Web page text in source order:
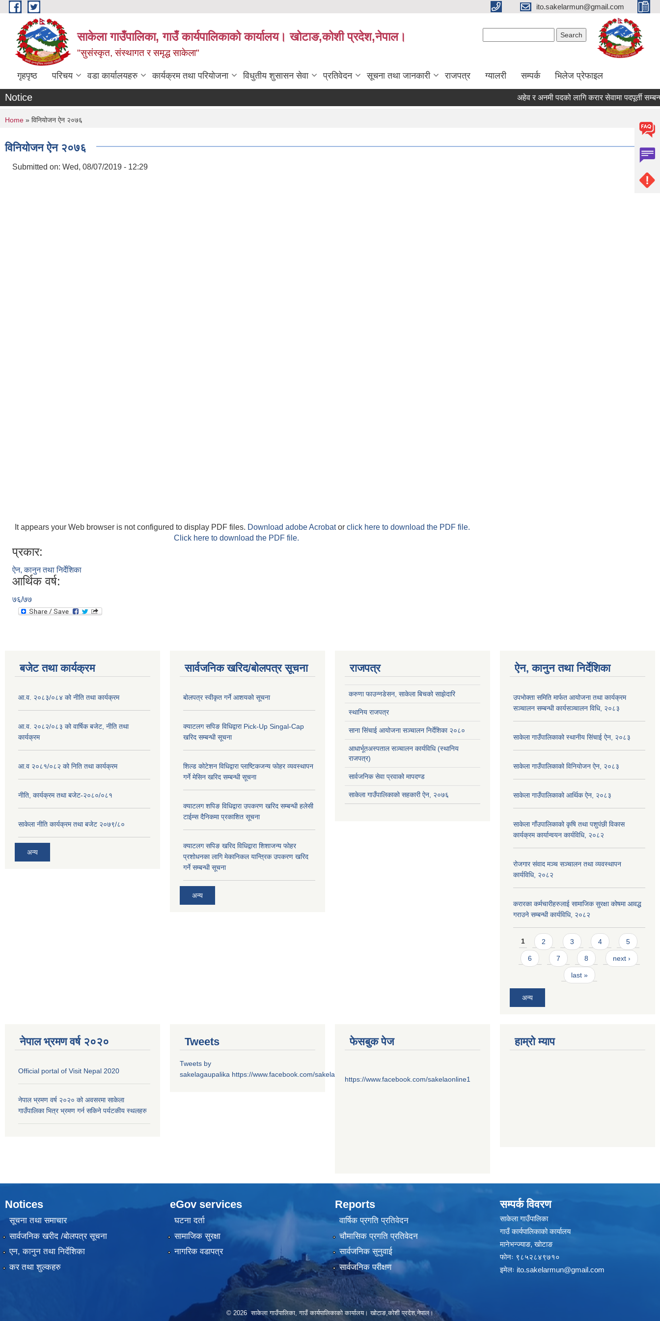
Skip to main content ito.sakelarmun@gmail.com
साकेला गाउँपालिका, गाउँ कार्यपालिकाको कार्यालय। खोटाङ,कोशी प्रदेश,नेपाल।
"सुसंस्कृत, संस्थागत र समृद्ध साकेला"
गृहपृष्ठ परिचय वडा कार्यालयहरु कार्यक्रम तथा परियोजना विधुतीय शुसासन सेवा प्रतिवेदन सूचना तथा जानकारी राजपत्र ग्यालरी सम्पर्क भिलेज प्रेफाइल
Notice अहेव र अनमी पदको लागि करार सेवामा पदपूर्ती सम्बन्धी
You are here
Home » विनियोजन ऐन २०७६
विनियोजन ऐन २०७६
Submitted on: Wed, 08/07/2019 - 12:29
It appears your Web browser is not configured to display PDF files. Download adobe Acrobator click here to download the PDF file.
Click here to download the PDF file.
प्रकार:
ऐन, कानुन तथा निर्देशिका
आर्थिक वर्ष:
७६/७७
बजेट तथा कार्यक्रम
आ.व. २०८३/०८४ को नीति तथा कार्यक्रम
आ.व. २०८२/०८३ को वार्षिक बजेट, नीति तथा
कार्यक्रम
आ.व २०८१/०८२ को निति तथा कार्यक्रम
नीति, कार्यक्रम तथा बजेट-२०८०/०८१
साकेला नीति कार्यक्रम तथा बजेट २०७९/८०
अन्य
सार्वजनिक खरिद/बोलपत्र सूचना
बोलपत्र स्वीकृत गर्ने आशयको सूचना
क्याटलग सपिङ विधिद्वारा Pick-Up Singal-Cap
खरिद सम्बन्धी सूचना
शिल्ड कोटेशन विधिद्वारा प्लाष्टिकजन्य फोहर व्यवस्थापन
गर्ने मेसिन खरिद सम्बन्धी सूचना
क्याटलग शपिङ विधिद्वारा उपकरण खरिद सम्बन्धी हलेसी
टाईम्स दैनिकमा प्रकाशित सूचना
क्याटलग सपिङ खरिद विधिद्वारा शिशाजन्य फोहर
प्रशोधनका लागि मेकानिकल यान्त्रिक उपकरण खरिद
गर्ने सम्बन्धी सूचना
अन्य
राजपत्र
करुणा फाउन्नडेसन, साकेला बिचको साझेदारि
स्थानिय राजपत्र
साना सिंचाई आयोजना सञ्चालन निर्देशिका २०८०
आधार्भूतअस्पताल सञ्चालन कार्यविधि (स्थानिय
राजपत्र)
सार्वजनिक सेवा प्रवाको मापदण्ड
साकेला गाउँपालिकाको सहकारी ऐन, २०७६
ऐन, कानुन तथा निर्देशिका
उपभोक्ता समिति मार्फत आयोजना तथा कार्यक्रम
सञ्चालन सम्बन्धी कार्यसञ्चालन विधि, २०८३
साकेला गाउँपालिकाको स्थानीय सिंचाई ऐन, २०८३
साकेला गाउँपालिकाको विनियोजन ऐन, २०८३
साकेला गाउँपालिकाको आर्थिक ऐन, २०८३
साकेला गाँउपालिकाको कृषि तथा पशुपंछी विकास
कार्यक्रम कार्यान्वयन कार्यविधि, २०८२
रोजगार संवाद मञ्च सञ्चालन तथा व्यवस्थापन
कार्यविधि, २०८२
करारका कर्मचारीहरुलाई सामाजिक सुरक्षा कोषमा आवद्ध
गराउने सम्बन्धी कार्यविधि, २०८२
Pages
1 2 3 4 5
6 7 8 next ›
last »
अन्य
नेपाल भ्रमण वर्ष २०२०
Official portal of Visit Nepal 2020
नेपाल भ्रमण वर्ष २०२० को अवसरमा साकेला
गाउँपालिका भित्र भ्रमण गर्न सकिने पर्यटकीय स्थलहरु
Tweets
Tweets by
sakelagaupalika https://www.facebook.com/sakelaonline1
फेसबुक पेज
https://www.facebook.com/sakelaonline1
हाम्राे म्याप
Notices
सूचना तथा समाचार
सार्वजनिक खरीद /बोलपत्र सूचना
एन, कानुन तथा निर्देशिका
कर तथा शुल्कहरु
eGov services
घटना दर्ता
सामाजिक सुरक्षा
नागरिक वडापत्र
Reports
वार्षिक प्रगति प्रतिवेदन
चौमासिक प्रगति प्रतिवेदन
सार्वजनिक सुनुवाई
सार्वजनिक परीक्षण
सम्पर्क विवरण
साकेला गाउँपालिका
गाउँ कार्यपालिकाको कार्यालय
मानेभन्ज्याङ, खाेटाङ
फाेनः ९८५२८४९७१०
इमेलः ito.sakelarmun@gmail.com
© 2026 साकेला गाउँपालिका, गाउँ कार्यपालिकाको कार्यालय। खोटाङ,कोशी प्रदेश,नेपाल।